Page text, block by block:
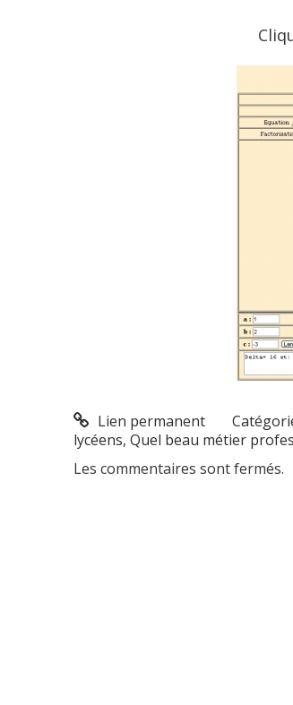
Lien permanent
lycéens, Quel beau métier
Les commentaires sont fermés.